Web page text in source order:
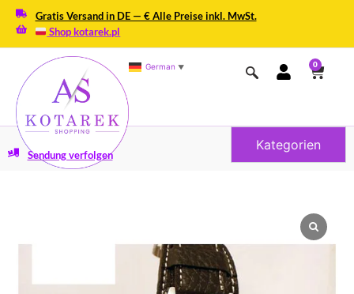
Gratis Versand in DE — € Alle Preise inkl. MwSt.
Shop kotarek.pl
German ▼ 0
Kategorien
Sendung verfolgen